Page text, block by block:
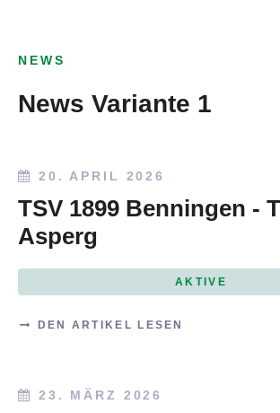
NEWS
News Variante 1
20. APRIL 2026
TSV 1899 Benningen -
Asperg
AKTIVE
DEN ARTIKEL LESEN
23. MÄRZ 2026